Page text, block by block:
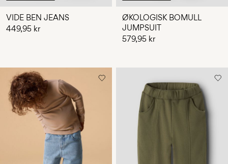
VIDE BEN JEANS
449,95 kr
ØKOLOGISK BOMULL
JUMPSUIT
579,95 kr